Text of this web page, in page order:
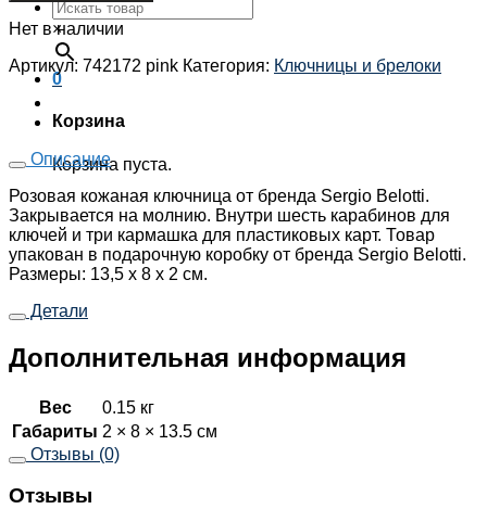
×
0
Корзина
Корзина пуста.
Нет в наличии
Артикул: 742172 pink Категория: Ключницы и брелоки
Описание
Розовая кожаная ключница от бренда Sergio Belotti.
Закрывается на молнию. Внутри шесть карабинов для
ключей и три кармашка для пластиковых карт. Товар
упакован в подарочную коробку от бренда Sergio Belotti.
Размеры: 13,5 х 8 х 2 см.
Детали
Дополнительная информация
Вес
0.15 кг
Габариты 2 × 8 × 13.5 см
Отзывы (0)
Отзывы